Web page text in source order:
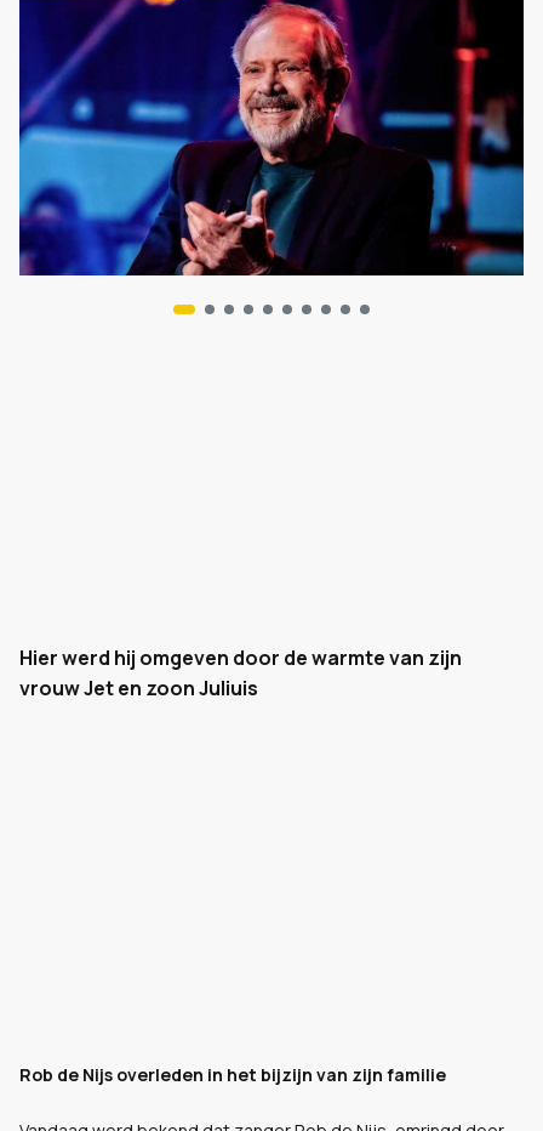
Hier werd hij omgeven door de warmte van zijn
vrouw Jet en zoon Juliuis
Rob de Nijs overleden in het bijzijn van zijn familie